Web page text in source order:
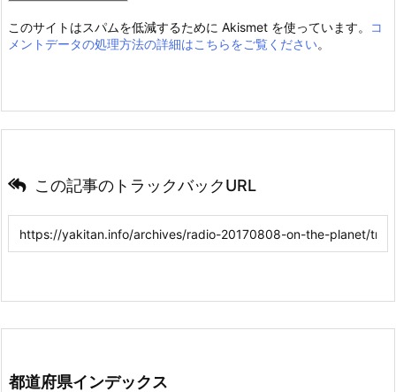
このサイトはスパムを低減するために Akismet を使っています。
コ
メントデータの処理方法の詳細はこちらをご覧ください。
この記事のトラックバックURL
都道府県インデックス